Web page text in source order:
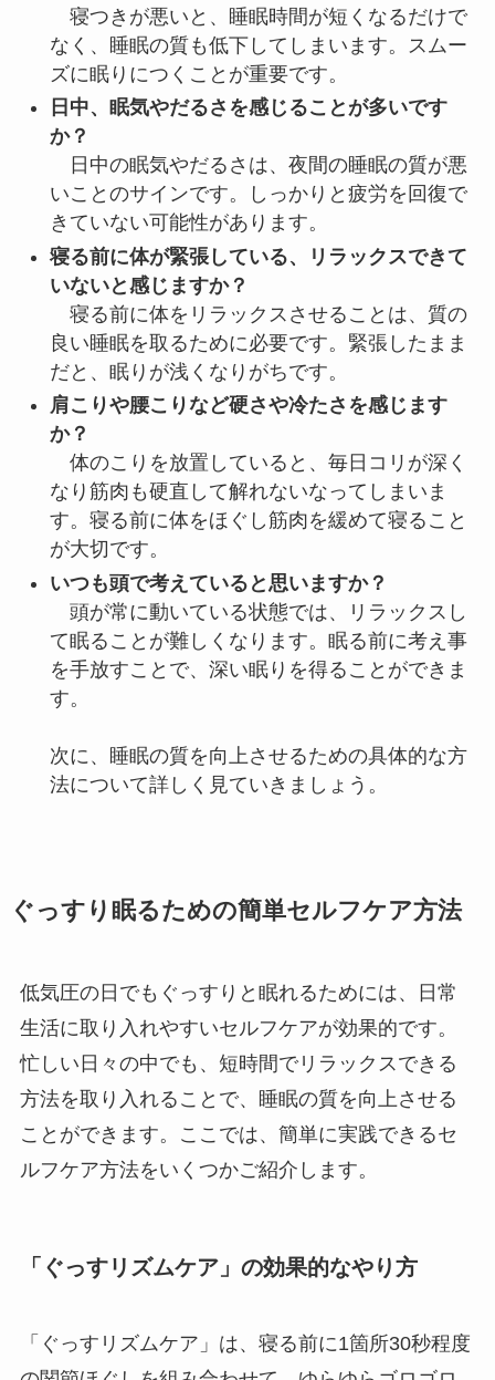
寝つきが悪いと、睡眠時間が短くなるだけで
なく、睡眠の質も低下してしまいます。スムー
ズに眠りにつくことが重要です。
日中、眠気やだるさを感じることが多いです
か？
日中の眠気やだるさは、夜間の睡眠の質が悪
いことのサインです。しっかりと疲労を回復で
きていない可能性があります。
寝る前に体が緊張している、リラックスできて
いないと感じますか？
寝る前に体をリラックスさせることは、質の
良い睡眠を取るために必要です。緊張したまま
だと、眠りが浅くなりがちです。
肩こりや腰こりなど硬さや冷たさを感じます
か？
体のこりを放置していると、毎日コリが深く
なり筋肉も硬直して解れないなってしまいま
す。寝る前に体をほぐし筋肉を緩めて寝ること
が大切です。
いつも頭で考えていると思いますか？
頭が常に動いている状態では、リラックスし
て眠ることが難しくなります。眠る前に考え事
を手放すことで、深い眠りを得ることができま
す。
次に、睡眠の質を向上させるための具体的な方
法について詳しく見ていきましょう。
ぐっすり眠るための簡単セルフケア方法
低気圧の日でもぐっすりと眠れるためには、日常
生活に取り入れやすいセルフケアが効果的です。
忙しい日々の中でも、短時間でリラックスできる
方法を取り入れることで、睡眠の質を向上させる
ことができます。ここでは、簡単に実践できるセ
ルフケア方法をいくつかご紹介します。
「ぐっすリズムケア」の効果的なやり方
「ぐっすリズムケア」は、寝る前に1箇所30秒程度